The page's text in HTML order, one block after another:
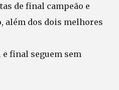
de final campeão e
além dos dois melhores
final seguem sem